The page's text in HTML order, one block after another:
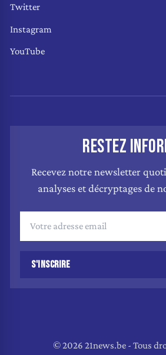
Twitter
Instagram
YouTube
RESTEZ
Recevez notre newsletter
analyses et décryptages de
S'INSCRIRE
© 2026 21news.be - Tous